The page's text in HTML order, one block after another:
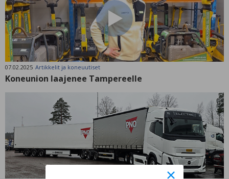
07.02.2025 Artikkelit ja koneuutiset
Koneunion laajenee Tampereelle